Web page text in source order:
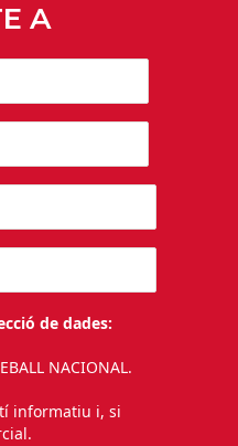
A
de dades:
NACIONAL.
informatiu i, si